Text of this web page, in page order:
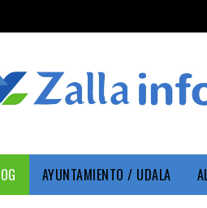
AYUNTAMIENTO / UDALA